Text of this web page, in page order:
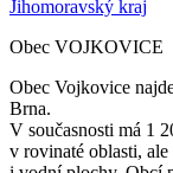
Jihomoravský kraj
Obec VOJKOVICE
Obec Vojkovice
Brna.
V současnosti má 1
v rovinaté oblasti,